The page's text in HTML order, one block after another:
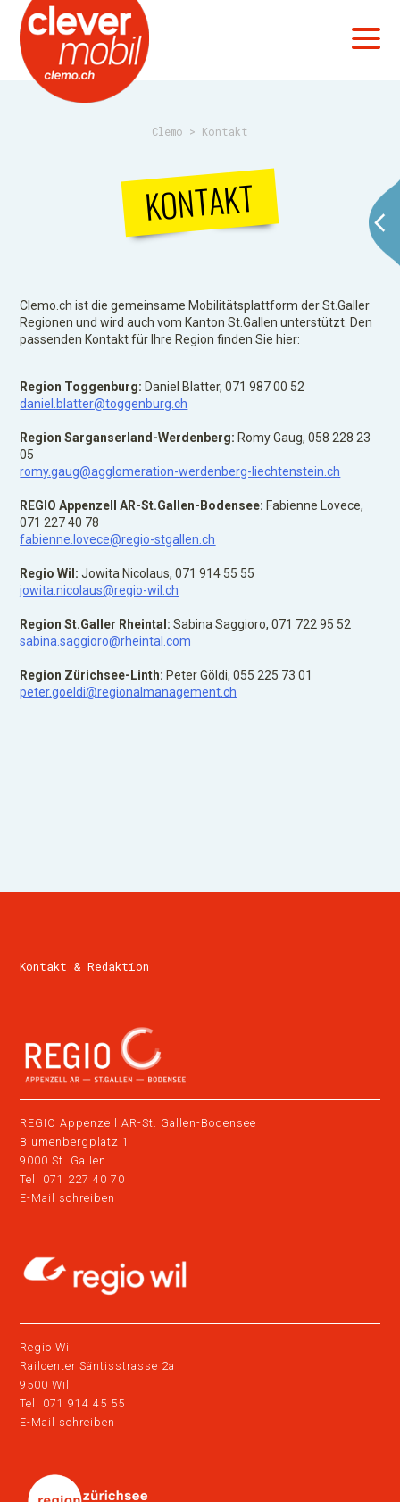
Clemo > Kontakt
KONTAKT
Clemo.ch ist die gemeinsame Mobilitätsplattform der St.Galler
Regionen und wird auch vom Kanton St.Gallen unterstützt. Den
passenden Kontakt für Ihre Region finden Sie hier:
Region Toggenburg: Daniel Blatter, 071 987 00 52
daniel.blatter@toggenburg.ch
Region Sarganserland-Werdenberg: Romy Gaug, 058 228 23
05
romy.gaug@agglomeration-werdenberg-liechtenstein.ch
REGIO Appenzell AR-St.Gallen-Bodensee: Fabienne Lovece,
071 227 40 78
fabienne.lovece@regio-stgallen.ch
Regio Wil: Jowita Nicolaus, 071 914 55 55
jowita.nicolaus@regio-wil.ch
Region St.Galler Rheintal: Sabina Saggioro, 071 722 95 52
sabina.saggioro@rheintal.com
Region Zürichsee-Linth: Peter Göldi, 055 225 73 01
peter.goeldi@regionalmanagement.ch
Kontakt & Redaktion
REGIO Appenzell AR-St. Gallen-Bodensee
Blumenbergplatz 1
9000 St. Gallen
Tel. 071 227 40 70
E-Mail schreiben
Regio Wil
Railcenter Säntisstrasse 2a
9500 Wil
Tel. 071 914 45 55
E-Mail schreiben